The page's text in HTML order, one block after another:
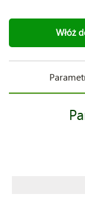
Włóż